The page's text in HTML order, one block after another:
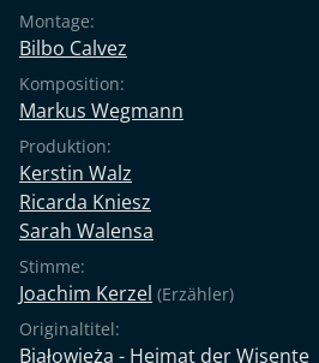
Montage:
Bilbo Calvez
Komposition:
Markus Wegmann
Produktion:
Kerstin Walz
Ricarda Kniesz
Sarah Walensa
Stimme:
Joachim Kerzel (Erzähler)
Originaltitel:
Białowieża - Heimat der Wisente